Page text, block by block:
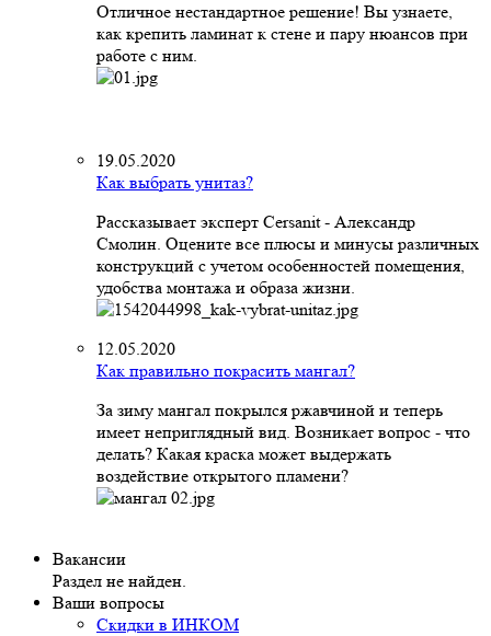
Отличное нестандартное решение! Вы узнаете,
как крепить ламинат к стене и пару нюансов при
работе с ним.
19.05.2020
Как выбрать унитаз?
Рассказывает эксперт Cersanit - Александр
Смолин. Оцените все плюсы и минусы различных
конструкций с учетом особенностей помещения,
удобства монтажа и образа жизни.
12.05.2020
Как правильно покрасить мангал?
За зиму мангал покрылся ржавчиной и теперь
имеет неприглядный вид. Возникает вопрос - что
делать? Какая краска может выдержать
воздействие открытого пламени?
Вакансии
Раздел не найден.
Ваши вопросы
Скидки в ИНКОМ